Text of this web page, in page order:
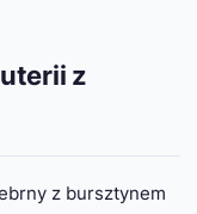
z
z bursztynem